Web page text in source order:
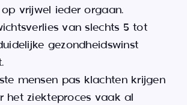
vrijwel ieder orgaan.
van slechts 5 tot
gezondheidswinst
mensen pas klachten krijgen
het ziekteproces vaak al